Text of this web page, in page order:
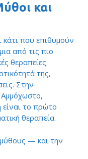
και
κάτι που επιθυμούν
από τις πιο
θεραπείες
της,
Στην
Αμμόχωστο,
το πρώτο
θεραπεία.
— και την